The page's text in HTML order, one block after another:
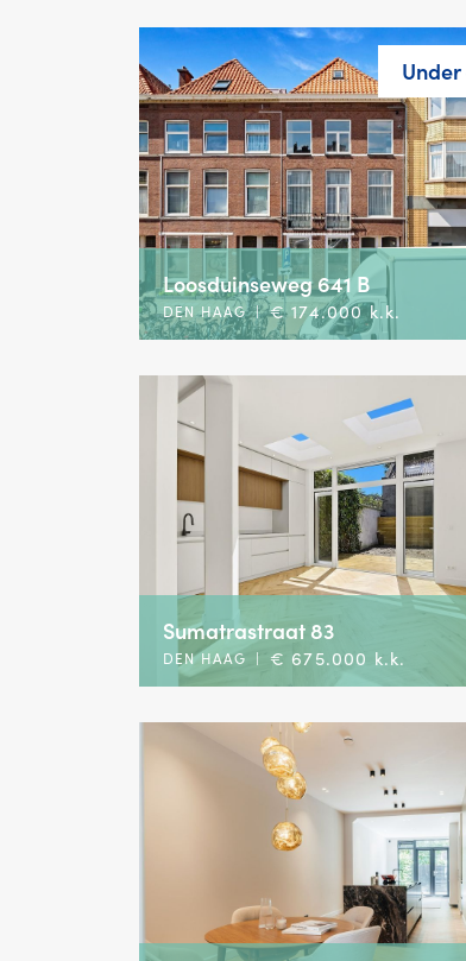
Loosduinseweg 641 B
DEN HAAG | € 174.000 k.k.
Sumatrastraat 83
DEN HAAG | € 675.000 k.k.